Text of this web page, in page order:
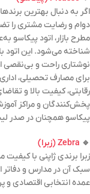
اگر به دنبال بهترین
دوام و رضایت مشتری را
مطرح بازار، اتود پیکاسو
شناخته می‌شود. این اتود
نوشتاری راحت و بی‌نقصی
برای مصارف تحصیلی،
رقابتی، کیفیت بالا و
پخش‌کنندگان و مراکز
پیکاسو همچنان در صدر
🔹 Zebra (زبرا)
زبرا برندی ژاپنی با
سبک آن در مدارس و دفاتر
عمده انتخابی اقتصادی